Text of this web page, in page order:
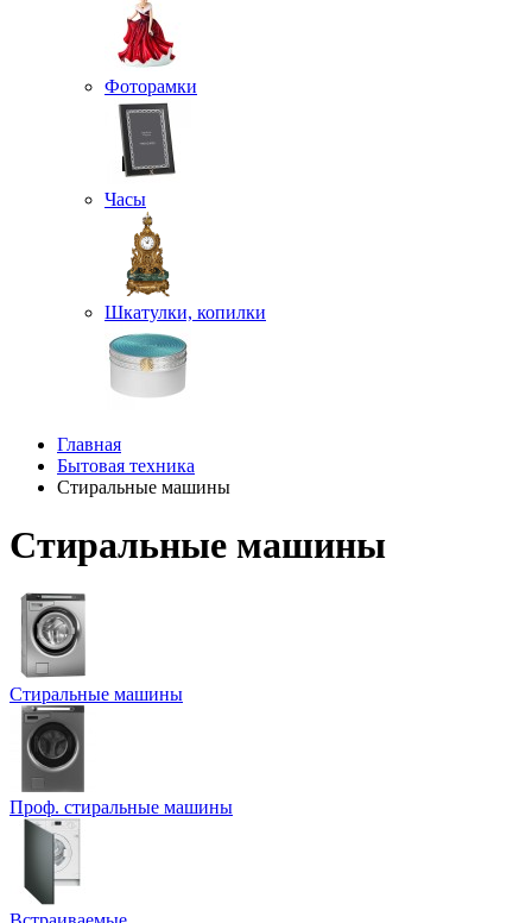
Фоторамки
Часы
Шкатулки, копилки
Главная
Бытовая техника
Стиральные машины
Стиральные машины
Стиральные машины
Проф. стиральные машины